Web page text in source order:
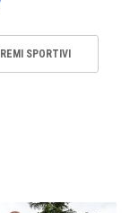
SPORTIVI